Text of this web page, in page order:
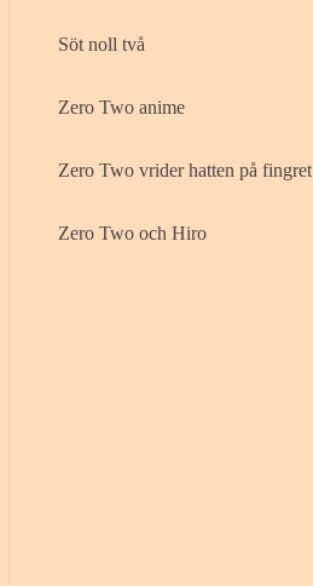
Söt noll två
Zero Two anime
Zero Two vrider hatten på fingret
Zero Two och Hiro